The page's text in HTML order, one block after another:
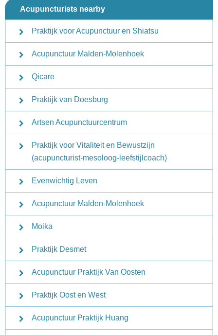
Acupuncturists nearby
Praktijk voor Acupunctuur en Shiatsu
Acupunctuur Malden-Molenhoek
Qicare
Praktijk van Doesburg
Artsen Acupunctuurcentrum
Praktijk voor Vitaliteit en Bewustzijn
(acupuncturist-mesoloog-leefstijlcoach)
Evenwichtig Leven
Acupunctuur Malden-Molenhoek
Moika
Praktijk Desmet
Acupunctuur Praktijk Van Oosten
Praktijk Oost en West
Acupunctuur Praktijk Huang